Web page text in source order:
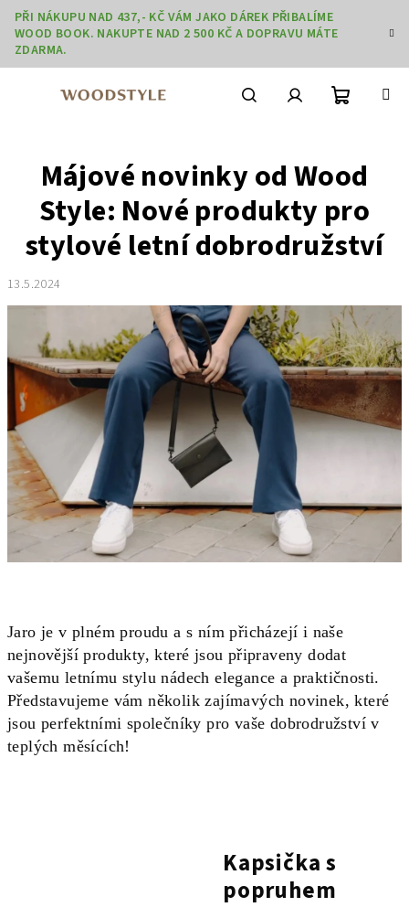
Přejít
obsah
PŘI NÁKUPU NAD 437,- KČ VÁM JAKO DÁREK PŘIBALÍME
WOOD BOOK. NAKUPTE NAD 2 500 KČ A DOPRAVU MÁTE
ZDARMA.
košík
Májové novinky od Wood
Style: Nové produkty pro
stylové letní dobrodružství
13.5.2024
Jaro je v plném proudu a s ním přicházejí i naše
nejnovější produkty, které jsou připraveny dodat
vašemu letnímu stylu nádech elegance a praktičnosti.
Představujeme vám několik zajímavých novinek, které
jsou perfektními společníky pro vaše dobrodružství v
teplých měsících!
Kapsička s
popruhem